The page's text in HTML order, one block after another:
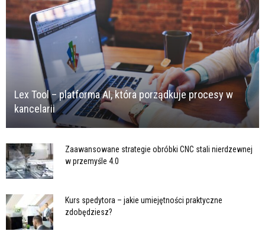
Lex Tool – platforma AI, która porządkuje procesy w
kancelarii
Zaawansowane strategie obróbki CNC stali nierdzewnej
w przemyśle 4.0
Kurs spedytora – jakie umiejętności praktyczne
zdobędziesz?